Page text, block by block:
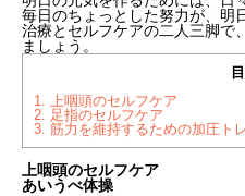
毎日のちょっとした努力が、明
治療とセルフケアの二人三脚で
ましょう。
1. 上咽頭のセルフケア
2. 足指のセルフケア
3. 筋力を維持するための加圧ト
上咽頭のセルフケア
あいうべ体操